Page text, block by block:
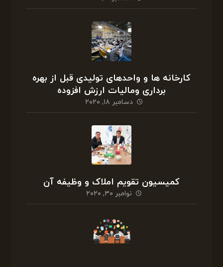
کارخانه ها و واحدهای تولیدی قبل از بهره
برداری ومالیات ارزش افزوده
دسامبر ۱۸, ۲۰۲۰
کمیسیون تقویم املاک و وظیفه آن
نوامبر ۳۰, ۲۰۲۰